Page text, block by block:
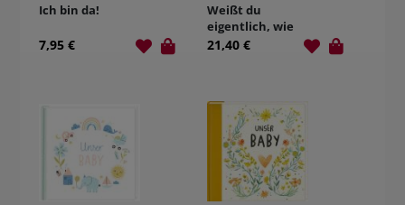
Ich bin da!
7,95 €
Weißt du
eigentlich, wie
lieb ich dich
21,40 €